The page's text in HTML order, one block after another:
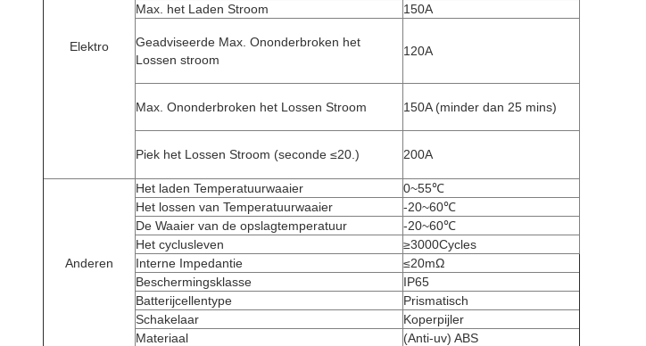
Elektro
Max. het Laden Stroom 150A
Geadviseerde Max. Ononderbroken het
Lossen stroom
120A
Max. Ononderbroken het Lossen Stroom 150A(minder dan 25 mins)
Piek het Lossen Stroom (seconde ≤20.) 200A
Anderen
Het laden Temperatuurwaaier
0~55℃
Het lossen van Temperatuurwaaier
-20~60℃
De Waaier van de opslagtemperatuur
-20~60℃
Het cyclusleven
≥3000Cycles
Interne Impedantie
≤20mΩ
Beschermingsklasse
IP65
Batterijcellentype
Prismatisch
Schakelaar
Koperpijler
Materiaal
(Anti-uv) ABS